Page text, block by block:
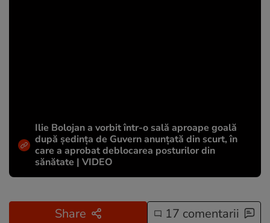
Ilie Bolojan a vorbit într-o sală aproape goală
după ședința de Guvern anunțată din scurt, în
care a aprobat deblocarea posturilor din
sănătate | VIDEO
Share 17 comentarii